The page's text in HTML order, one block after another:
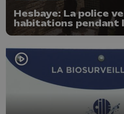
Hesbaye: La police
habitations pendant